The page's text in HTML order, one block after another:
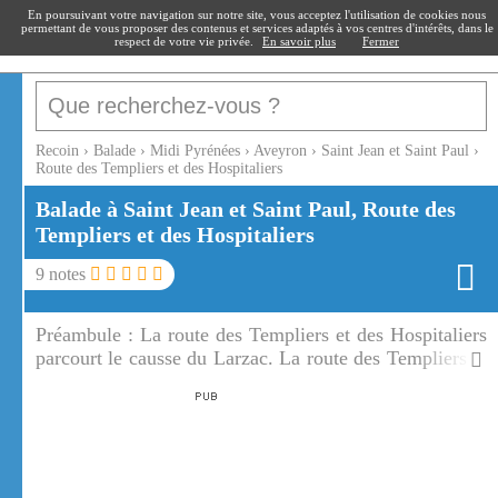
recoin.fr
Recoin › Balade › Midi Pyrénées › Aveyron › Saint Jean et Saint Paul ›
Route des Templiers et des Hospitaliers
Balade à Saint Jean et Saint Paul, Route des
Templiers et des Hospitaliers
9 notes
Préambule : La route des Templiers et des Hospitaliers
parcourt le causse du Larzac. La route des Templiers et
parfaitement conservés.
En poursuivant votre navigation sur notre site, vous acceptez l'utilisation de cookies nous
permettant de vous proposer des contenus et services adaptés à vos centres d'intérêts, dans le
respect de votre vie privée.
En savoir plus Fermer